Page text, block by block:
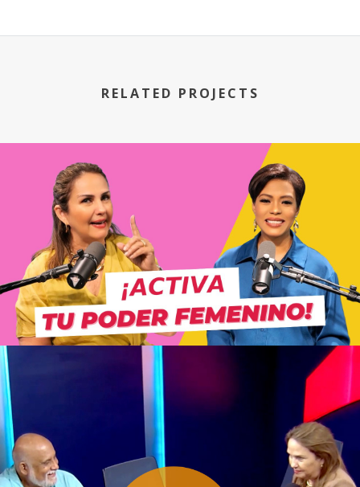
RELATED PROJECTS